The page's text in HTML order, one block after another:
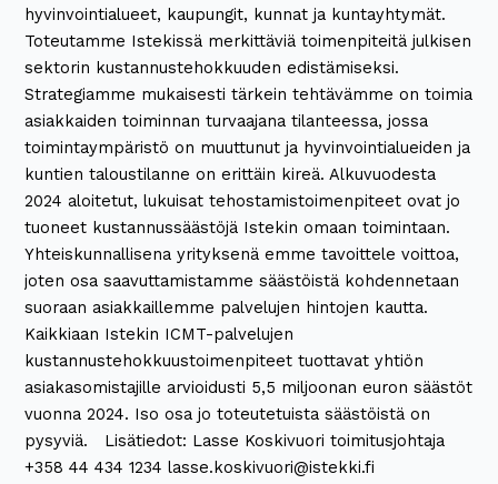
hyvinvointialueet, kaupungit, kunnat ja kuntayhtymät.
Toteutamme Istekissä merkittäviä toimenpiteitä julkisen
sektorin kustannustehokkuuden edistämiseksi.
Strategiamme mukaisesti tärkein tehtävämme on toimia
asiakkaiden toiminnan turvaajana tilanteessa, jossa
toimintaympäristö on muuttunut ja hyvinvointialueiden ja
kuntien taloustilanne on erittäin kireä. Alkuvuodesta
2024 aloitetut, lukuisat tehostamistoimenpiteet ovat jo
tuoneet kustannussäästöjä Istekin omaan toimintaan.
Yhteiskunnallisena yrityksenä emme tavoittele voittoa,
joten osa saavuttamistamme säästöistä kohdennetaan
suoraan asiakkaillemme palvelujen hintojen kautta.
Kaikkiaan Istekin ICMT-palvelujen
kustannustehokkuustoimenpiteet tuottavat yhtiön
asiakasomistajille arvioidusti 5,5 miljoonan euron säästöt
vuonna 2024. Iso osa jo toteutetuista säästöistä on
pysyviä. Lisätiedot: Lasse Koskivuori toimitusjohtaja
+358 44 434 1234 lasse.koskivuori@istekki.fi